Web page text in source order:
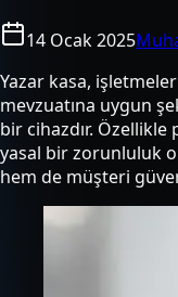
14 Ocak 2025
Yazar kasa,
mevzuatına uygun
bir cihazdır.
yasal bir zorunluluk
hem de müşteri